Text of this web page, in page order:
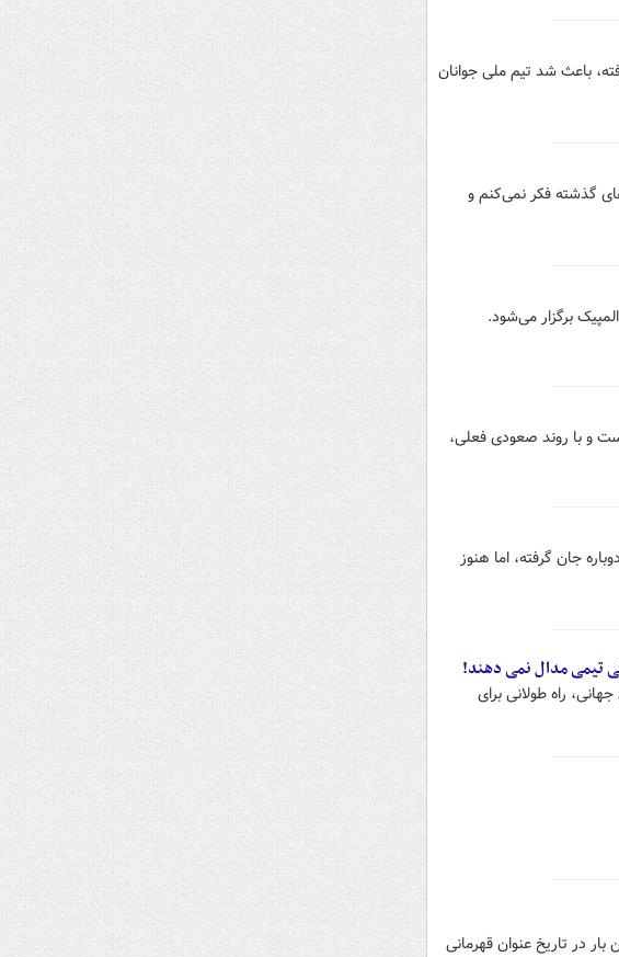
باعث شد تیم ملی جوانان
گذشته فکر نمی‌کنم و
و با روند صعودی فعلی،
جان گرفته، اما هنوز
تیمی مدال نمی دهند!
راه طولانی برای
نقره و برنز و ۳۸۸ امتیاز پس از ۸ سال برای دومین بار در تاریخ عنوان قهرمانی